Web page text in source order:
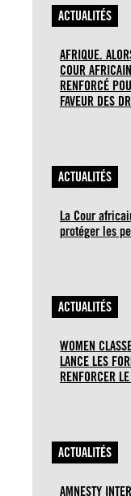
ACTUALITÉS
AFRIQUE.
COUR
RENFORCÉ
FAVEUR DES
ACTUALITÉS
La Cour
protéger les
ACTUALITÉS
WOMEN
LANCE LES
RENFORCER
ACTUALITÉS
AMNESTY